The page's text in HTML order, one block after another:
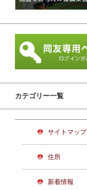
カテゴリー一覧
サイトマップ
住所
新着情報